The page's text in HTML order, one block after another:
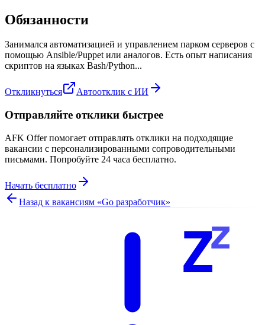
Обязанности
Занимался автоматизацией и управлением парком серверов с
помощью Ansible/Puppet или аналогов. Есть опыт написания
скриптов на языках Bash/Python...
Откликнуться Автоотклик с ИИ
Отправляйте отклики быстрее
AFK Offer помогает отправлять отклики на подходящие
вакансии с персонализированными сопроводительными
письмами. Попробуйте 24 часа бесплатно.
Начать бесплатно
Назад к вакансиям «Go разработчик»
Zz